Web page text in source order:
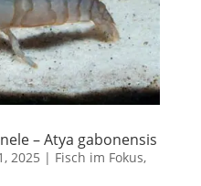
– Atya gabonensis
2025 | Fisch im Fokus,